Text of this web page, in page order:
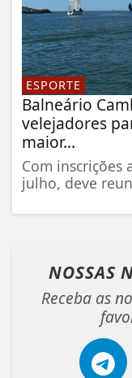
ESPORTE
Balneário
velejadores
maior...
Com inscrições
julho, deve
NOSSAS
Receba as